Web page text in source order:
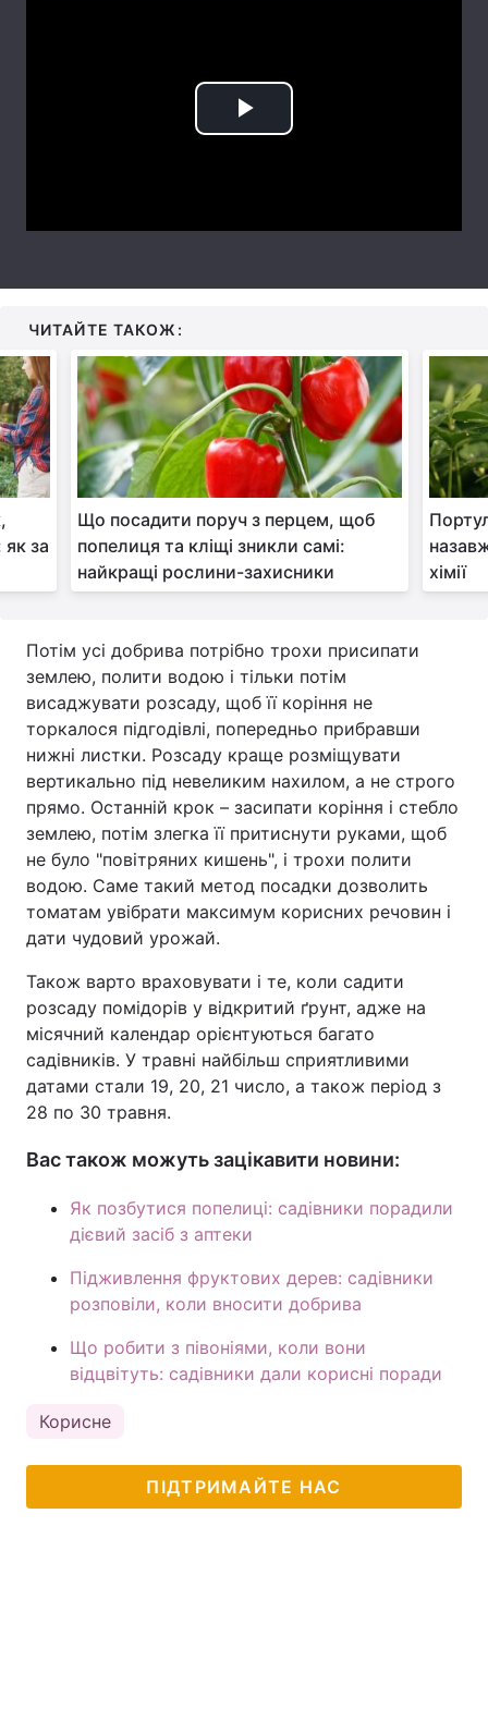
Play
ЧИТАЙТЕ ТАКОЖ:
за
Що посадити поруч з перцем, щоб
попелиця та кліщі зникли самі:
найкращі рослини-захисники
хімії
Потім усі добрива потрібно трохи присипати
землею, полити водою і тільки потім
висаджувати розсаду, щоб її коріння не
торкалося підгодівлі, попередньо прибравши
нижні листки. Розсаду краще розміщувати
вертикально під невеликим нахилом, а не строго
прямо. Останній крок – засипати коріння і стебло
землею, потім злегка її притиснути руками, щоб
не було "повітряних кишень", і трохи полити
водою. Саме такий метод посадки дозволить
томатам увібрати максимум корисних речовин і
дати чудовий урожай.
Також варто враховувати і те, коли садити
розсаду помідорів у відкритий ґрунт, адже на
місячний календар орієнтуються багато
садівників. У травні найбільш сприятливими
датами стали 19, 20, 21 число, а також період з
28 по 30 травня.
Вас також можуть зацікавити новини:
Як позбутися попелиці: садівники порадили
дієвий засіб з аптеки
Підживлення фруктових дерев: садівники
розповіли, коли вносити добрива
Що робити з півоніями, коли вони
відцвітуть: садівники дали корисні поради
Корисне
ПІДТРИМАЙТЕ НАС